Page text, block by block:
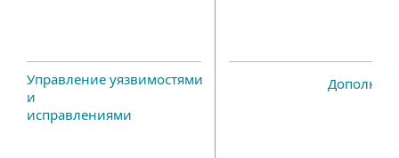
Управление уязвимостями
и
исправлениями